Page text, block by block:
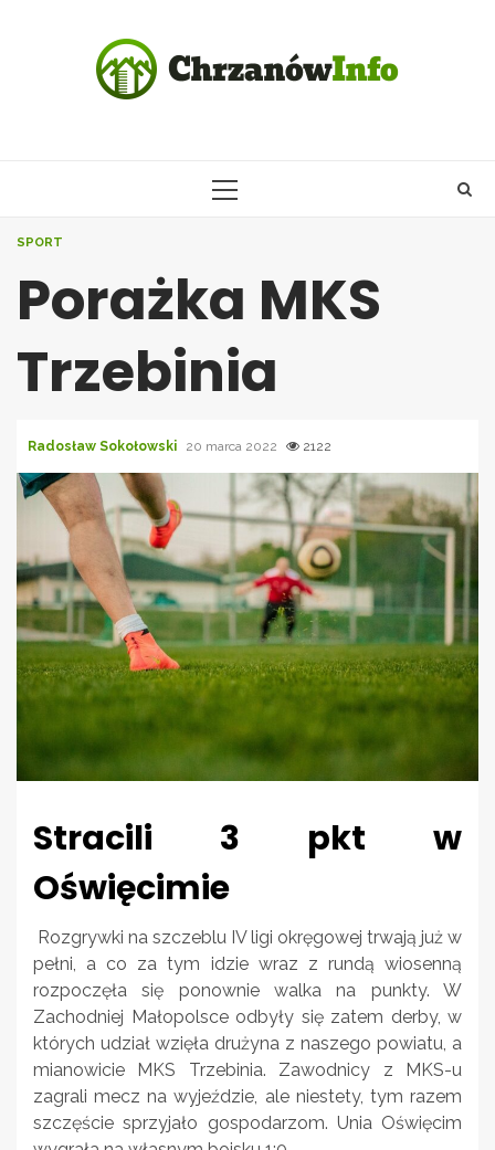
PRIMARY
SPORT
Porażka MKS
Trzebinia
Radosław Sokołowski 20 marca 2022 2122
Stracili 3 pkt w
Oświęcimie
Rozgrywki na szczeblu IV ligi okręgowej trwają już w
pełni, a co za tym idzie wraz z rundą wiosenną
rozpoczęła się ponownie walka na punkty. W
Zachodniej Małopolsce odbyły się zatem derby, w
których udział wzięła drużyna z naszego powiatu, a
mianowicie MKS Trzebinia. Zawodnicy z MKS-u
zagrali mecz na wyjeździe, ale niestety, tym razem
szczęście sprzyjało gospodarzom. Unia Oświęcim